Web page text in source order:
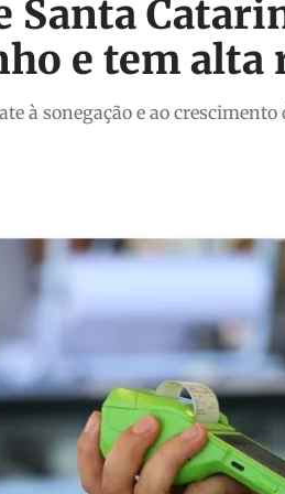
Santa
e tem alta
à sonegação e ao